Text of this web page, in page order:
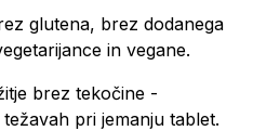
glutena, brez dodanega
in vegane.
brez tekočine -
pri jemanju tablet.